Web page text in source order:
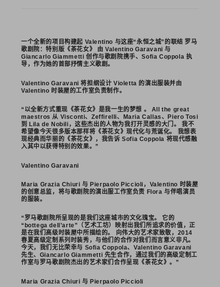
一个全新的项目构建起 Valentino 与这座“永恒之城”的联结 罗马
歌剧院：特别版《茶花女》 由 Valentino Garavani 与
Giancarlo Giammetti 创作与歌剧院携手、Sofia Coppola 执
导，作为她的首部抒情主义歌剧。
Valentino Garavani 将担纲设计 Violetta 的演出服装并由
Valentino 时装屋的工作室负责制作。
“以全新方式重现《茶花女》是我一生的梦想 。 All the great
maestros 从 Visconti、Zeffirelli、Maria Callas、Piero Tosi
到 Lila de Nobili，这些杰出的人物为我打开灵感的大门。 我不
希望像今天很多版本那样将《茶花女》现代化与荒诞化。 我想表
现经典而华丽的《茶花女》，我告诉 Sofia Coppola 将现代感融
入其中以获得特别的效果。”
Valentino Garavani
Maria Grazia Chiuri 与 Pierpaolo Piccioli，Valentino 时装屋
的创意总监，将与歌剧院的演出服工作室负责 Flora 与伴唱演员
的服装。
“罗马歌剧院所呈现的是我们这座城市的文化瑰宝。 它的
“bottega dell’arte”（艺术工坊）映射出我们所追求的价值，正
是在我们高级时装屋中所描绘的。 向伟大的艺术家致敬，2014
春夏高级定制系列时装秀，与他们的合作对我们而言意义非凡。
今天，我们无比荣幸与 Sofia Coppola、Valentino Garavani
先生、Giancarlo Giammetti 先生合作，通过我们的高级定制工
作室与罗马歌剧院杰出的艺术家们合作呈现《茶花女》。”
Maria Grazia Chiuri 与 Pierpaolo Piccioli